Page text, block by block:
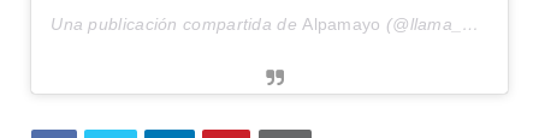
Una publicación compartida deAlpamayo (@llama_annie) el